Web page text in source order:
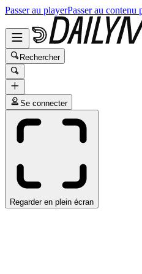
Passer au playerPasser au contenu
Rechercher
Se connecter
Regarder en plein écran